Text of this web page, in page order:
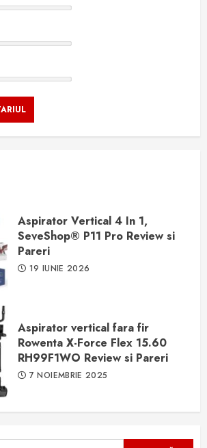
Aspirator Vertical 4 In 1,
SeveShop® P11 Pro Review si
Pareri
19 IUNIE 2026
Aspirator vertical fara fir
Rowenta X-Force Flex 15.60
RH99F1WO Review si Pareri
7 NOIEMBRIE 2025